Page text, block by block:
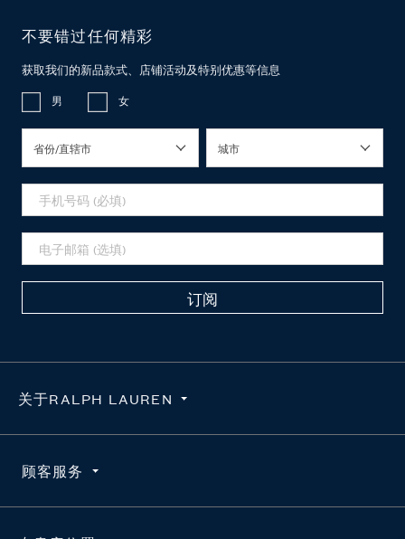
关于RALPH LAUREN
使用条款
顾客服务
不要错过任何精彩
获取我们的新品款式、店铺活动及特别优惠等信息
男 女
省份/直辖市 城市
订阅